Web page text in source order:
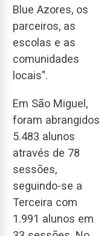
Blue Azores, os
parceiros, as
escolas e as
comunidades
locais".
Em São Miguel,
foram abrangidos
5.483 alunos
através de 78
sessões,
seguindo-se a
Terceira com
1.991 alunos em